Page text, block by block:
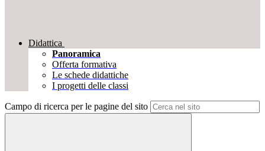
Didattica
Panoramica
Offerta formativa
Le schede didattiche
I progetti delle classi
Campo di ricerca per le pagine del sito